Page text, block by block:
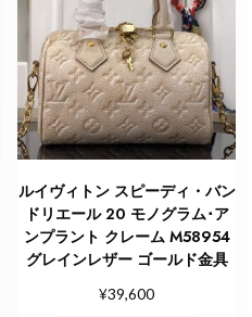
ルイヴィトン スピーディ・バン
ドリエール 20 モノグラム･ア
ンプラント クレーム M58954
グレインレザー ゴールド金具
¥39,600